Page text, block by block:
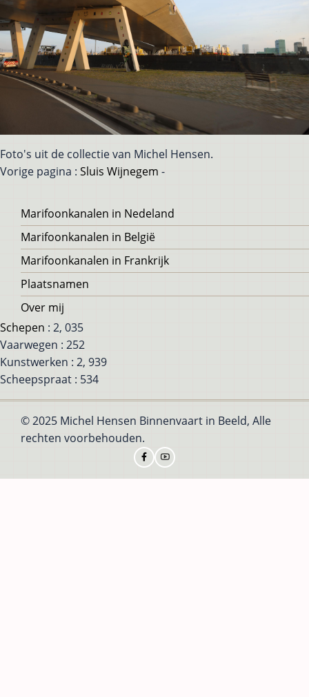
Foto's uit de collectie van Michel Hensen.
Vorige pagina : Sluis Wijnegem -
Voet
Marifoonkanalen in Nedeland
Marifoonkanalen in België
Marifoonkanalen in Frankrijk
Plaatsnamen
Over mij
Schepen : 2, 035
Vaarwegen : 252
Kunstwerken : 2, 939
Scheepspraat : 534
© 2025 Michel Hensen Binnenvaart in Beeld, Alle
rechten voorbehouden.